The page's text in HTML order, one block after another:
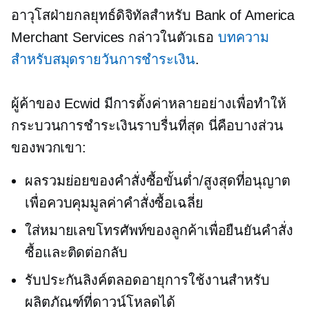
อาวุโสฝ่ายกลยุทธ์ดิจิทัลสำหรับ Bank of America
Merchant Services กล่าวในตัวเธอ บทความ
สำหรับสมุดรายวันการชำระเงิน.
ผู้ค้าของ Ecwid มีการตั้งค่าหลายอย่างเพื่อทำให้
กระบวนการชำระเงินราบรื่นที่สุด นี่คือบางส่วน
ของพวกเขา:
ผลรวมย่อยของคำสั่งซื้อขั้นต่ำ/สูงสุดที่อนุญาต
เพื่อควบคุมมูลค่าคำสั่งซื้อเฉลี่ย
ใส่หมายเลขโทรศัพท์ของลูกค้าเพื่อยืนยันคำสั่ง
ซื้อและติดต่อกลับ
รับประกันลิงค์ตลอดอายุการใช้งานสำหรับ
ผลิตภัณฑ์ที่ดาวน์โหลดได้